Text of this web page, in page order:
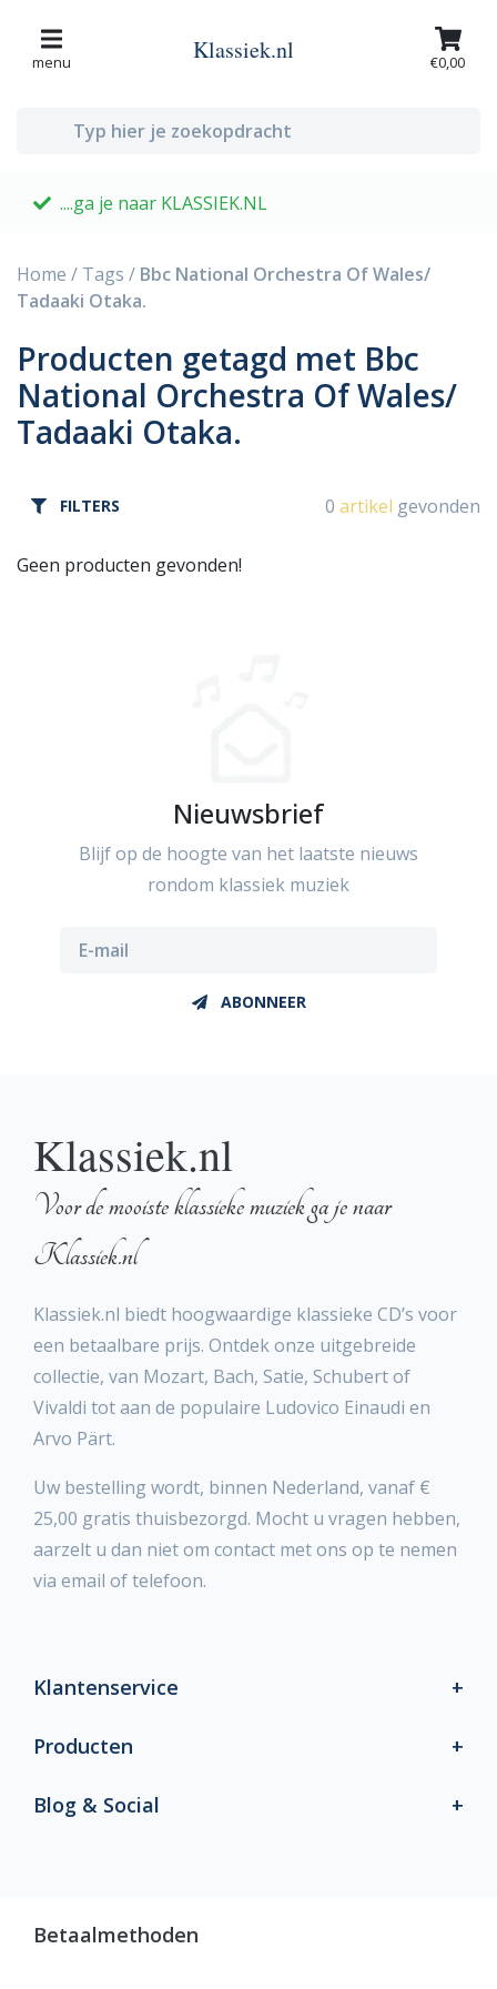
menu Klassiek.nl €0,00
....ga je naar KLASSIEK.NL
Home / Tags / Bbc National Orchestra Of Wales/
Tadaaki Otaka.
Producten getagd met Bbc
National Orchestra Of Wales/
Tadaaki Otaka.
FILTERS 0 artikel gevonden
Geen producten gevonden!
Nieuwsbrief
Blijf op de hoogte van het laatste nieuws
rondom klassiek muziek
ABONNEER
Klassiek.nl
Voor de mooiste klassieke muziek ga je naar
Klassiek.nl
Klassiek.nl biedt hoogwaardige klassieke CD’s voor
een betaalbare prijs. Ontdek onze uitgebreide
collectie, van Mozart, Bach, Satie, Schubert of
Vivaldi tot aan de populaire Ludovico Einaudi en
Arvo Pärt.
Uw bestelling wordt, binnen Nederland, vanaf €
25,00 gratis thuisbezorgd. Mocht u vragen hebben,
aarzelt u dan niet om contact met ons op te nemen
via email of telefoon.
Klantenservice
Producten
Blog & Social
Betaalmethoden